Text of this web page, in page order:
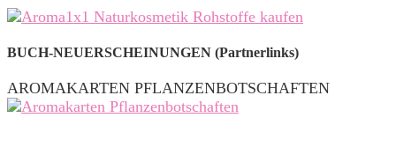
BUCH-NEUERSCHEINUNGEN (Partnerlinks)
AROMAKARTEN PFLANZENBOTSCHAFTEN